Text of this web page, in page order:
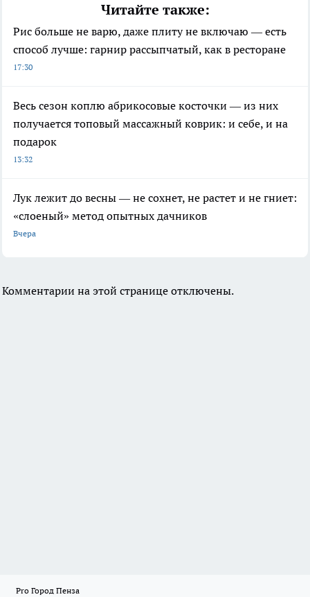
Читайте также:
Рис больше не варю, даже плиту не включаю — есть
способ лучше: гарнир рассыпчатый, как в ресторане
17:30
Весь сезон коплю абрикосовые косточки — из них
получается топовый массажный коврик: и себе, и на
подарок
13:32
Лук лежит до весны — не сохнет, не растет и не гниет:
«слоеный» метод опытных дачников
Вчера
Комментарии на этой странице отключены.
Pro Город Пенза